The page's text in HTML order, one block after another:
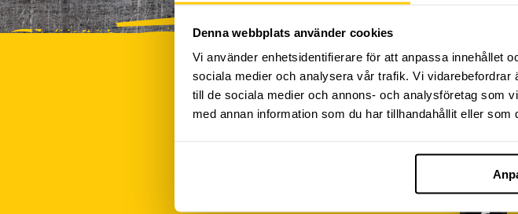
Denna webbplats använder cookies
Vi använder enhetsidentifierare för att anpassa innehållet
sociala medier och analysera vår trafik. Vi
till de sociala medier och annons- och analysföretag som
med annan information som du har tillhandahållit eller
FÖLJ OSS PÅ